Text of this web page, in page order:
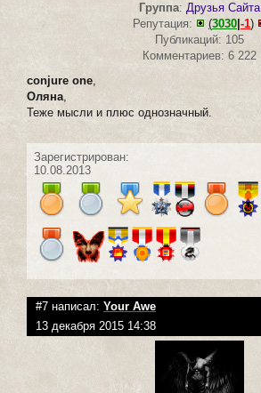
Группа: Друзья Сайта
Репутация:
(3030 -1)
Публикаций: 105
Комментариев: 6 222
conjure one,
Оляна,
Теже мысли и плюс однозначный.
Зарегистрирован:
10.08.2013
#7 написал: Your Awe
13 декабря 2015 14:38